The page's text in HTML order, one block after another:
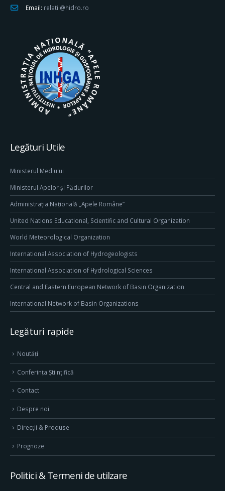
Email: relatii@hidro.ro
Legături Utile
Ministerul Mediului
Ministerul Apelor și Pădurilor
Administrația Națională „Apele Române”
United Nations Educational, Scientific and Cultural Organization
World Meteorological Organization
International Association of Hydrogeologists
International Association of Hydrological Sciences
Central and Eastern European Network of Basin Organization
International Network of Basin Organizations
Legături rapide
Noutăți
Conferința Științifică
Contact
Despre noi
Direcţii & Produse
Prognoze
Politici & Termeni de utilzare